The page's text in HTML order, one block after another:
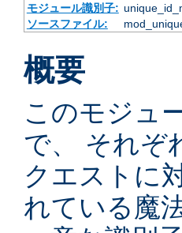
モジュール識別子:
ソースファイル:
概要
このモジュ
で、 それぞ
クエストに
れている魔